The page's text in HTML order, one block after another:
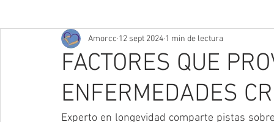
FACTORES QUE
ENFERMEDADES
Amorcc 12 sept 2024 1 min de lectura
Experto en longevidad comparte pistas